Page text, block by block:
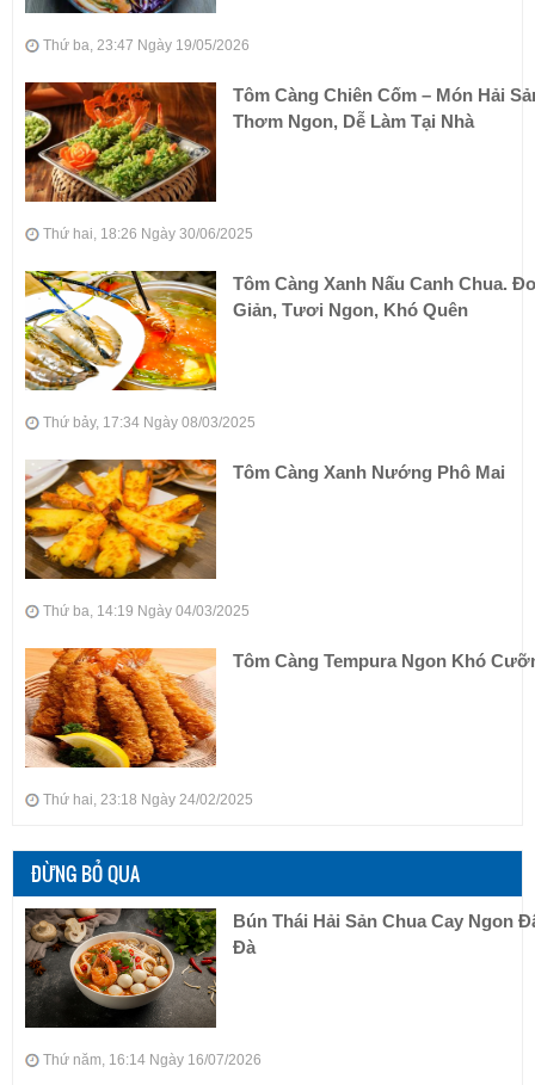
Thứ ba, 23:47 Ngày 19/05/2026
Tôm Càng Chiên Cốm – Món Hải
Thơm Ngon, Dễ Làm Tại Nhà
Thứ hai, 18:26 Ngày 30/06/2025
Tôm Càng Xanh Nấu Canh Chua.
Giản, Tươi Ngon, Khó Quên
Thứ bảy, 17:34 Ngày 08/03/2025
Tôm Càng Xanh Nướng Phô Mai
Thứ ba, 14:19 Ngày 04/03/2025
Tôm Càng Tempura Ngon Khó
Thứ hai, 23:18 Ngày 24/02/2025
ĐỪNG BỎ QUA
Bún Thái Hải Sản Chua Cay Ngon
Đà
Thứ năm, 16:14 Ngày 16/07/2026